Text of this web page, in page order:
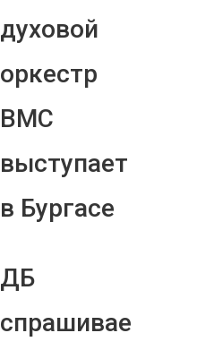
духовой
оркестр
ВМС
выступает
в Бургасе
ДБ
спрашивае